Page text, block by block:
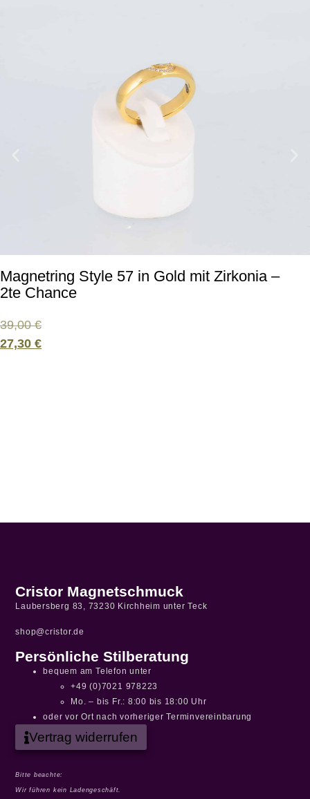
Magnetring Style 57 in Gold mit Zirkonia –
2te Chance
39,00€
27,30 €
Cristor Magnetschmuck
Laubersberg 83, 73230 Kirchheim unter Teck
shop@cristor.de
Persönliche Stilberatung
bequem am Telefon unter
+49 (0)7021 978223
Mo. – bis Fr.: 8:00 bis 18:00 Uhr
oder vor Ort nach vorheriger Terminvereinbarung
Vertrag widerrufen
Bitte beachte:
Wir führen kein Ladengeschäft.